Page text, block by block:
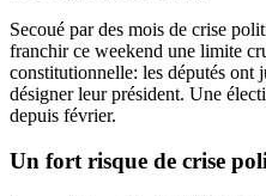
Secoué par des mois de crise
franchir ce weekend une limite
constitutionnelle: les députés ont
désigner leur président. Une
depuis février.
Un fort risque de crise